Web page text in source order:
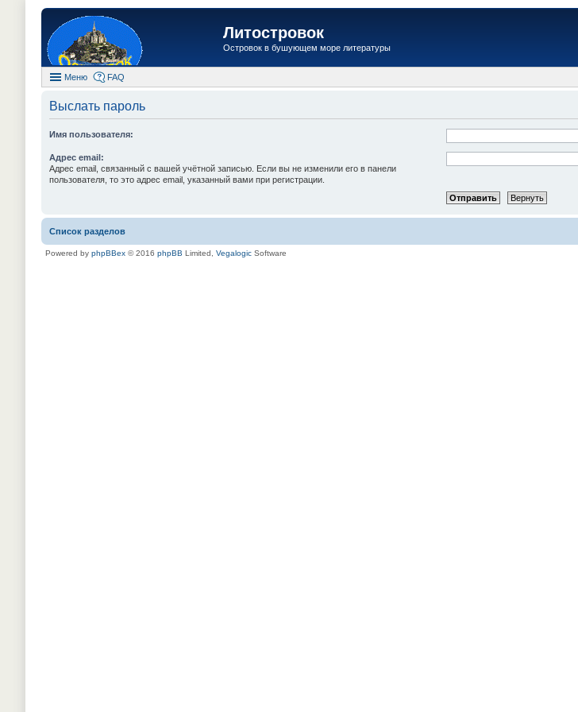
Литостровок
Островок в бушующем море литературы
Меню FAQ
Выслать пароль
Имя пользователя:
Адрес email:
Адрес email, связанный с вашей учётной записью. Если вы не изменили его в панели
пользователя, то это адрес email, указанный вами при регистрации.
Список разделов
Powered by phpBBex © 2016 phpBB Limited, Vegalogic Software